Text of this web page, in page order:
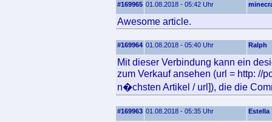
#169965 01.08.2018 - 05:42 Uhr
Awesome article.
#169964 01.08.2018 - 05:40 Uhr Ralph
Mit dieser Verbindung kann ein
zum Verkauf ansehen (url = http: //
n�chsten Artikel / url]), die die
#169963 01.08.2018 - 05:35 Uhr Estella